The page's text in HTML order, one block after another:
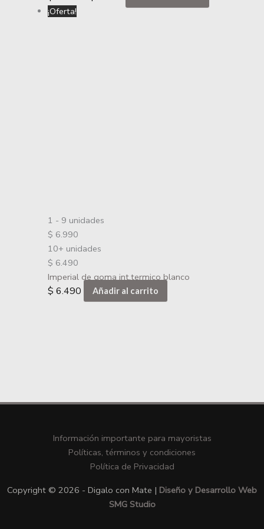
¡Oferta!
1 - 9 unidades
$ 6.990
10+ unidades
$ 6.490
Imperial de goma int.termico blanco
$ 6.490 Añadir al carrito
Información importante para mayoristas
Políticas, términos y condiciones
Política de Privacidad
Copyright © 2026 - Digalo con Mate | Diseño y Desarrollo Web
SMG Studio